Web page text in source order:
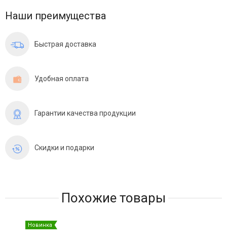
Наши преимущества
Быстрая доставка
Удобная оплата
Гарантии качества продукции
Скидки и подарки
Похожие товары
Новинка